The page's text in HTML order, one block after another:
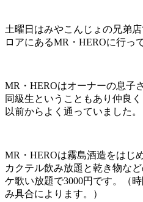
土曜日はみやこんじょの兄弟
ロアにあるMR・HEROに行っ
MR・HEROはオーナーの息子
同級生ということもあり仲良
以前からよく通っていました。
MR・HEROは霧島酒造をはじ
カクテル飲み放題と乾き物な
ケ歌い放題で3000円です。（
み具合によります。）